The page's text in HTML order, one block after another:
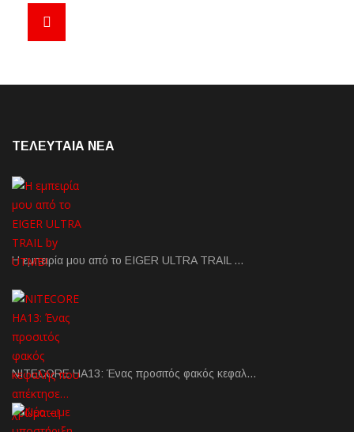
ΤΕΛΕΥΤΑΙΑ NEA
Η εμπειρία μου από το EIGER ULTRA TRAIL …
NITECORE HA13: Ένας προσιτός φακός κεφαλ…